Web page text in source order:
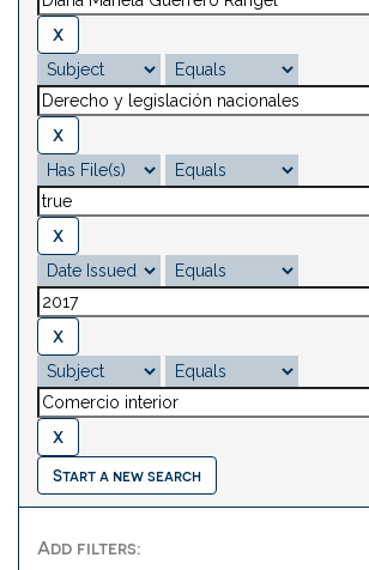
Start a new search
Add filters: